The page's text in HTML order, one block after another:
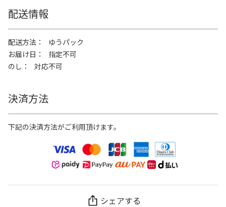
配送情報
配送方法
ゆうパック
お届け日
指定不可
のし
対応不可
決済方法
下記の決済方法がご利用頂けます。
シェアする